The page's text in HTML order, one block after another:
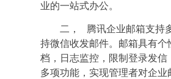
业的一站式办公。
二，
腾讯企业邮箱支持
持微信收发邮件。邮箱具有个
档，日志监控，限制登录发信
多项功能，实现管理者对企业